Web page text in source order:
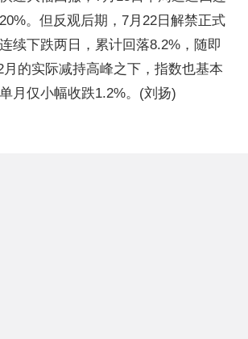
。但反观后期，7月22日解禁正式
续下跌两日，累计回落8.2%，随即
的实际减持高峰之下，指数也基本
月仅小幅收跌1.2%。(刘扬)